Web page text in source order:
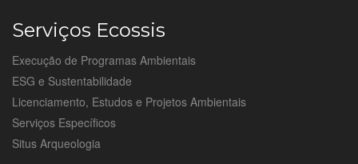
Serviços Ecossis
Execução de Programas Ambientais
ESG e Sustentabilidade
Licenciamento, Estudos e Projetos Ambientais
Serviços Específicos
Situs Arqueologia